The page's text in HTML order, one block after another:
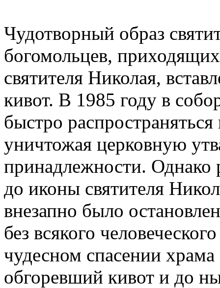
Чудотворный образ
богомольцев,
святителя Николая,
кивот. В 1985 году в
быстро
уничтожая церковную
принадлежности. Однако
до иконы святителя
внезапно было
без всякого
чудесном спасении
обгоревший кивот и до